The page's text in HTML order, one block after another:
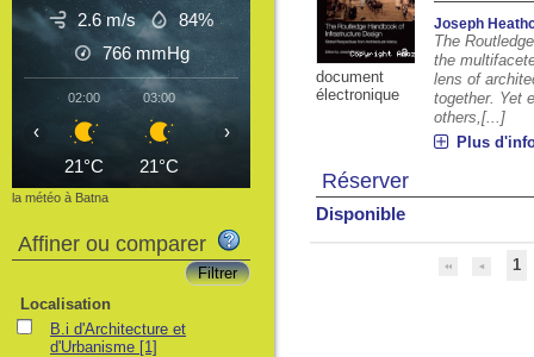
document
électronique
Joseph
The
the
lens of
together. Yet
others,[...]
Plus
Réserver
Disponible
1
2.6 m/s
84%
766 mmHg
02:00
21°C
03:00
21°C
04:00 05:00 06:00 07:00
‹ ›
la météo à Batna
Affiner ou comparer
Localisation
B.i d'Architecture et
d'Urbanisme [1]